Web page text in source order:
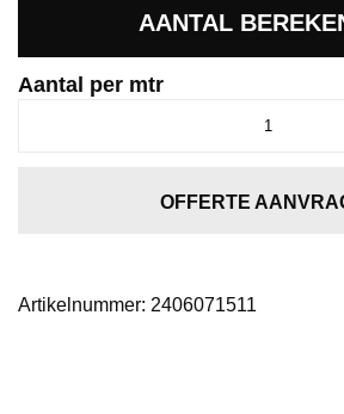
AANTAL
Aantal per mtr
OFFERTE
Artikelnummer: 2406071511